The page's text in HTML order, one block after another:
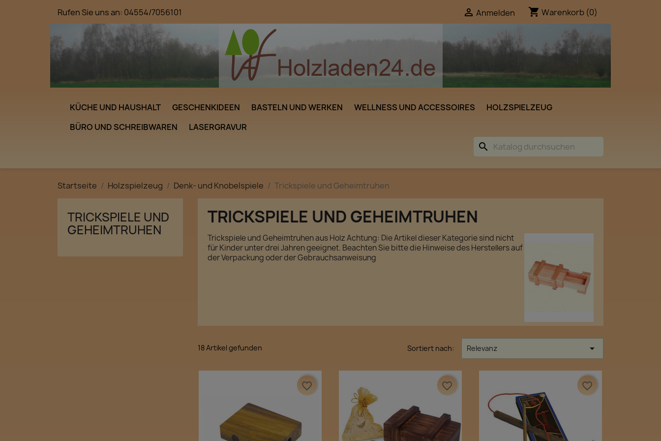
Rufen Sie uns an: 04554/7056101  Anmelden shopping_cart Warenkorb (0)
KÜCHE UND HAUSHALT GESCHENKIDEEN BASTELN UND WERKEN WELLNESS UND ACCESSOIRES
HOLZSPIELZEUG
BÜRO UND SCHREIBWAREN
LASERGRAVUR
search
Startseite Holzspielzeug Denk- und Knobelspiele Trickspiele und Geheimtruhen
TRICKSPIELE UND
GEHEIMTRUHEN
TRICKSPIELE UND GEHEIMTRUHEN
Trickspiele und Geheimtruhen aus Holz Achtung: Die Artikel dieser Kategorie sind nicht
für Kinder unter drei Jahren geeignet. Beachten Sie bitte die Hinweise des Herstellers auf
der Verpackung oder der Gebrauchsanweisung
18 Artikel gefunden Sortiert nach: Relevanz 
favorite_border favorite_border favorite_border